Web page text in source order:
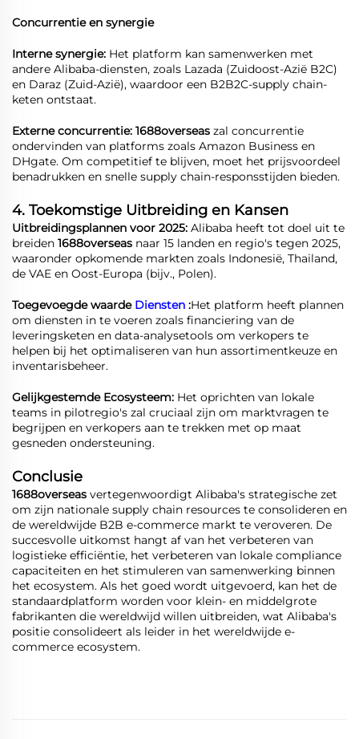
Concurrentie en synergie
Interne synergie: Het platform kan samenwerken met
andere Alibaba-diensten, zoals Lazada (Zuidoost-Azië B2C)
en Daraz (Zuid-Azië), waardoor een B2B2C-supply chain-
keten ontstaat.
Externe concurrentie: 1688overseas zal concurrentie
ondervinden van platforms zoals Amazon Business en
DHgate. Om competitief te blijven, moet het prijsvoordeel
benadrukken en snelle supply chain-responsstijden bieden.
4. Toekomstige Uitbreiding en Kansen
Uitbreidingsplannen voor 2025: Alibaba heeft tot doel uit te
breiden 1688overseas naar 15 landen en regio's tegen 2025,
waaronder opkomende markten zoals Indonesië, Thailand,
de VAE en Oost-Europa (bijv., Polen).
Toegevoegde waarde Diensten :Het platform heeft plannen
om diensten in te voeren zoals financiering van de
leveringsketen en data-analysetools om verkopers te
helpen bij het optimaliseren van hun assortimentkeuze en
inventarisbeheer.
Gelijkgestemde Ecosysteem: Het oprichten van lokale
teams in pilotregio's zal cruciaal zijn om marktvragen te
begrijpen en verkopers aan te trekken met op maat
gesneden ondersteuning.
Conclusie
1688overseas vertegenwoordigt Alibaba's strategische zet
om zijn nationale supply chain resources te consolideren en
de wereldwijde B2B e-commerce markt te veroveren. De
succesvolle uitkomst hangt af van het verbeteren van
logistieke efficiëntie, het verbeteren van lokale compliance
capaciteiten en het stimuleren van samenwerking binnen
het ecosystem. Als het goed wordt uitgevoerd, kan het de
standaardplatform worden voor klein- en middelgrote
fabrikanten die wereldwijd willen uitbreiden, wat Alibaba's
positie consolideert als leider in het wereldwijde e-
commerce ecosystem.